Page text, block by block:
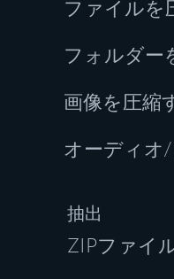
ファイルを
フォルダー
画像を圧縮
オーディオ
抽出
ZIPファイ